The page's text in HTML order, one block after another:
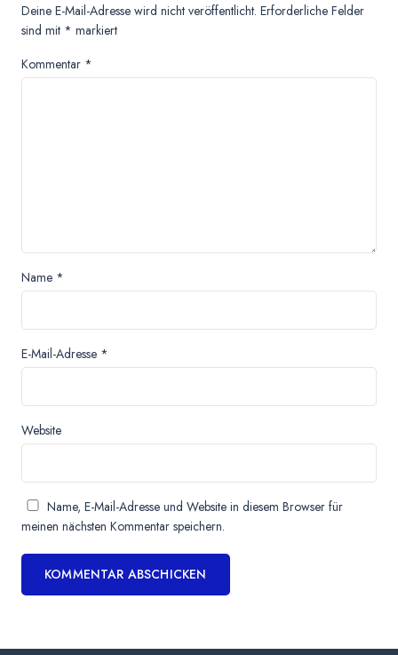
Deine E-Mail-Adresse wird nicht veröffentlicht. Erforderliche Felder
sind mit * markiert
Kommentar *
Name *
E-Mail-Adresse *
Website
Name, E-Mail-Adresse und Website in diesem Browser für
meinen nächsten Kommentar speichern.